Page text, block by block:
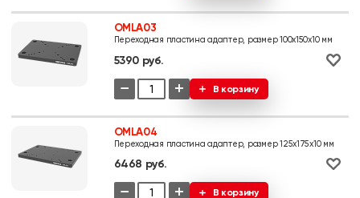
OMLA03
Переходная пластина адаптер, размер 100х150х10 мм
5390 руб.
− + В корзину
OMLA04
Переходная пластина адаптер, размер 125х175х10 мм
6468 руб.
− + В корзину